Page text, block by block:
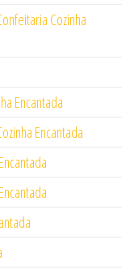
Cozinha
Encantada
Encantada